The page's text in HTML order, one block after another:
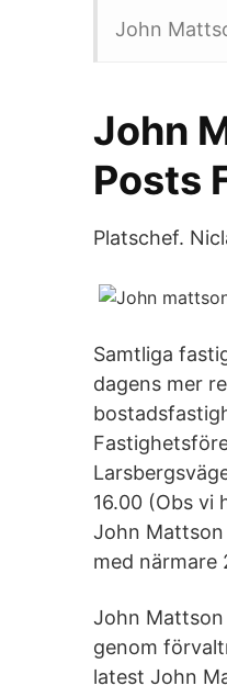
John
John
Posts
Platschef.
Samtliga
dagens mer
16.00 (Obs vi
John
med närmare
John Mattson
genom
latest John